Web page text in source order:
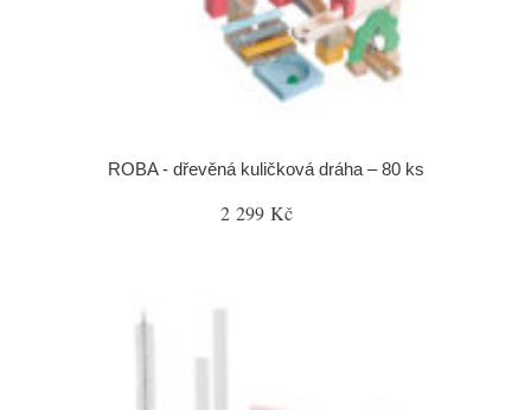
ROBA - dřevěná kuličková dráha – 80 ks
2 299 Kč